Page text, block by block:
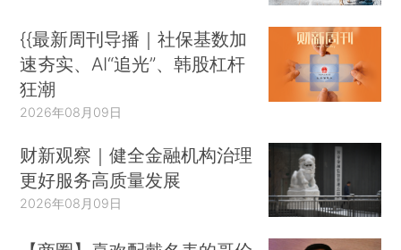
{{最新周刊导播｜社保基数加
速夯实、AI“追光”、韩股杠杆
狂潮
2026年08月09日
财新观察｜健全金融机构治理
更好服务高质量发展
2026年08月09日